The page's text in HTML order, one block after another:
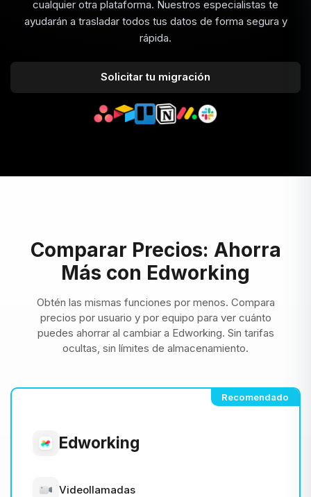
cualquier otra plataforma. Nuestros especialistas te
ayudarán a trasladar todos tus datos de forma segura y
rápida.
Solicitar tu migración
Comparar Precios: Ahorra
Más con Edworking
Obtén las mismas funciones por menos. Compara
precios por usuario y por equipo para ver cuánto
puedes ahorrar al cambiar a Edworking. Sin tarifas
ocultas, sin límites de almacenamiento.
Recomendado
Edworking
Videollamadas